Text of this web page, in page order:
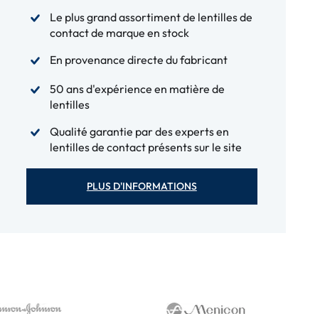
Le plus grand assortiment de lentilles de
contact de marque en stock
En provenance directe du fabricant
50 ans d'expérience en matière de
lentilles
Qualité garantie par des experts en
lentilles de contact présents sur le site
PLUS D'INFORMATIONS